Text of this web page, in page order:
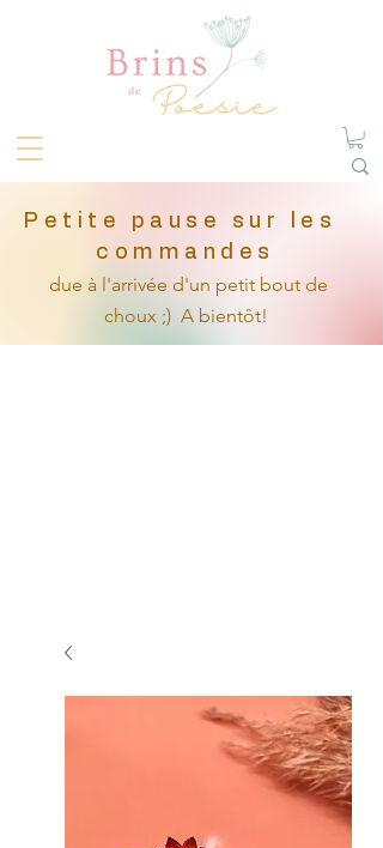
Petite pause sur les
commandes
due à l'arrivée d'un petit bout de
choux ;) A bientôt!